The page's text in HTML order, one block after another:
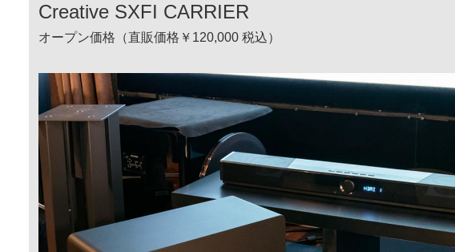
Creative SXFI CARRIER
オープン価格（直販価格￥120,000 税込）